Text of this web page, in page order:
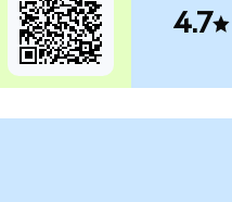
4.7